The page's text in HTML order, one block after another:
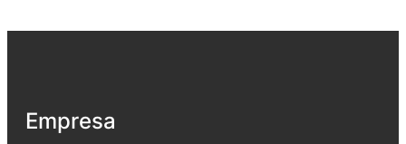
Empresa